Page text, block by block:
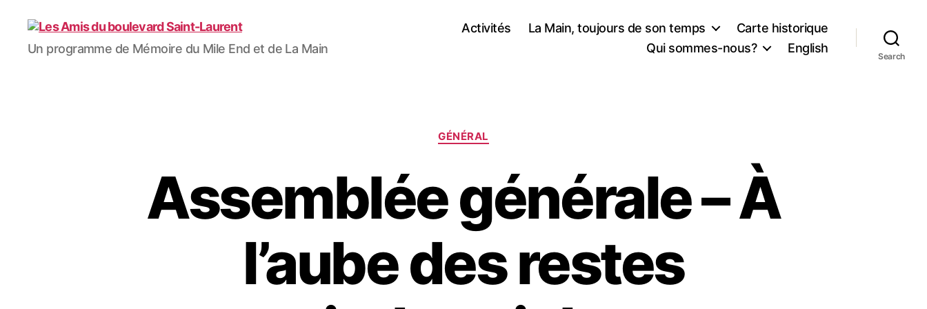
Les
Amis
Un programme de Mémoire du Mile End et de La Main
Activités La Main, toujours de son temps
Carte historique
Qui sommes-nous?
English
Search
Catégories
GÉNÉRAL
Assemblée générale – À
l’aube des restes